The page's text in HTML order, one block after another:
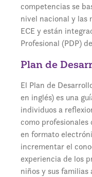
competencias se
nivel nacional y las
ECE y están
Profesional (PDP)
Plan de
El Plan de
en inglés) es una
individuos a
como
en formato
incrementar el
experiencia de los
niños y sus